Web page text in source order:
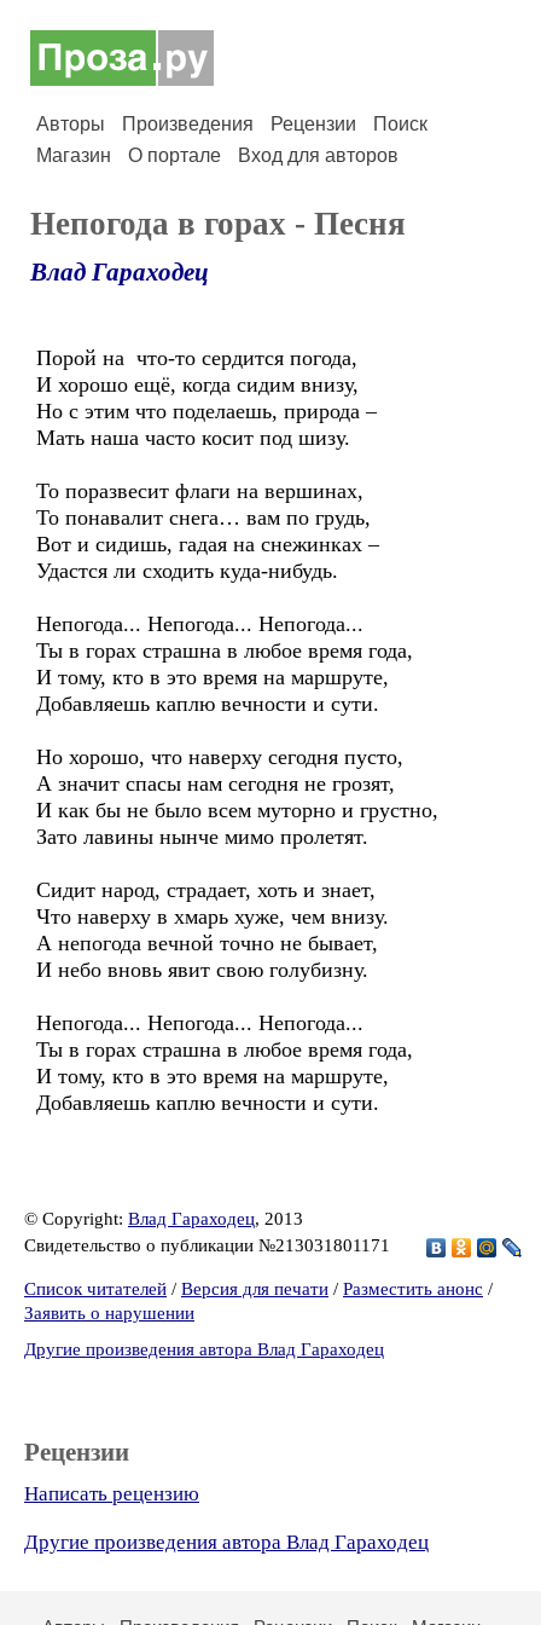
Авторы Произведения Рецензии
Поиск
Магазин
О портале Вход для авторов
Непогода в горах - Песня
Влад Гараходец
Порой на что-то сердится погода,
И хорошо ещё, когда сидим внизу,
Но с этим что поделаешь, природа –
Мать наша часто косит под шизу.
То поразвесит флаги на вершинах,
То понавалит снега… вам по грудь,
Вот и сидишь, гадая на снежинках –
Удастся ли сходить куда-нибудь.
Непогода... Непогода... Непогода...
Ты в горах страшна в любое время года,
И тому, кто в это время на маршруте,
Добавляешь каплю вечности и сути.
Но хорошо, что наверху сегодня пусто,
А значит спасы нам сегодня не грозят,
И как бы не было всем муторно и грустно,
Зато лавины нынче мимо пролетят.
Сидит народ, страдает, хоть и знает,
Что наверху в хмарь хуже, чем внизу.
А непогода вечной точно не бывает,
И небо вновь явит свою голубизну.
Непогода... Непогода... Непогода...
Ты в горах страшна в любое время года,
И тому, кто в это время на маршруте,
Добавляешь каплю вечности и сути.
© Copyright: Влад Гараходец, 2013
Свидетельство о публикации №213031801171
Список читателей / Версия для печати / Разместить анонс /
Заявить о нарушении
Другие произведения автора Влад Гараходец
Рецензии
Написать рецензию
Другие произведения автора Влад Гараходец